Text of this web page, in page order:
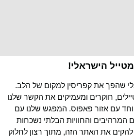
הישראלי!
שהפך את קפריסין למקום של הלב.
חוקרים ומעמיקים את הקשר שלנו
עם אזור פאפוס. המפגש שלנו עם
המרהיבים והחוויות הבלתי נשכחות
להקים את האתר הזה, מתוך רצון לחלוק